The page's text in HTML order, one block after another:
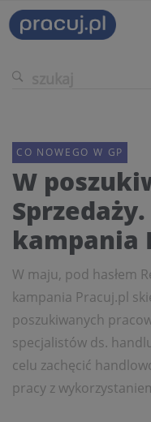
CO NOWEGO W GP
W
kampania
W maju, pod hasłem
kampania Pracuj.pl
poszukiwanych
specjalistów ds.
celu zachęcić
pracy z